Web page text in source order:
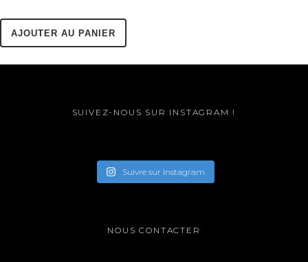
AJOUTER AU PANIER
SUIVEZ-NOUS SUR INSTAGRAM !
Suivre sur Instagram
NOUS CONTACTER